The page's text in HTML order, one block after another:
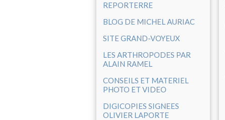
REPORTERRE
BLOG DE MICHEL AURIAC
SITE GRAND-VOYEUX
LES ARTHROPODES PAR
ALAIN RAMEL
CONSEILS ET MATERIEL
PHOTO ET VIDEO
DIGICOPIES SIGNEES
OLIVIER LAPORTE